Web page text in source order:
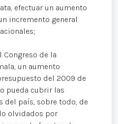
efectuar un aumento
incremento general
Congreso de la
un aumento
del 2009 de
pueda cubrir las
del país, sobre todo, de
olvidados por